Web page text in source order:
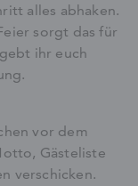
alles abhaken.
sorgt das für
ihr euch
vor dem
Gästeliste
verschicken.